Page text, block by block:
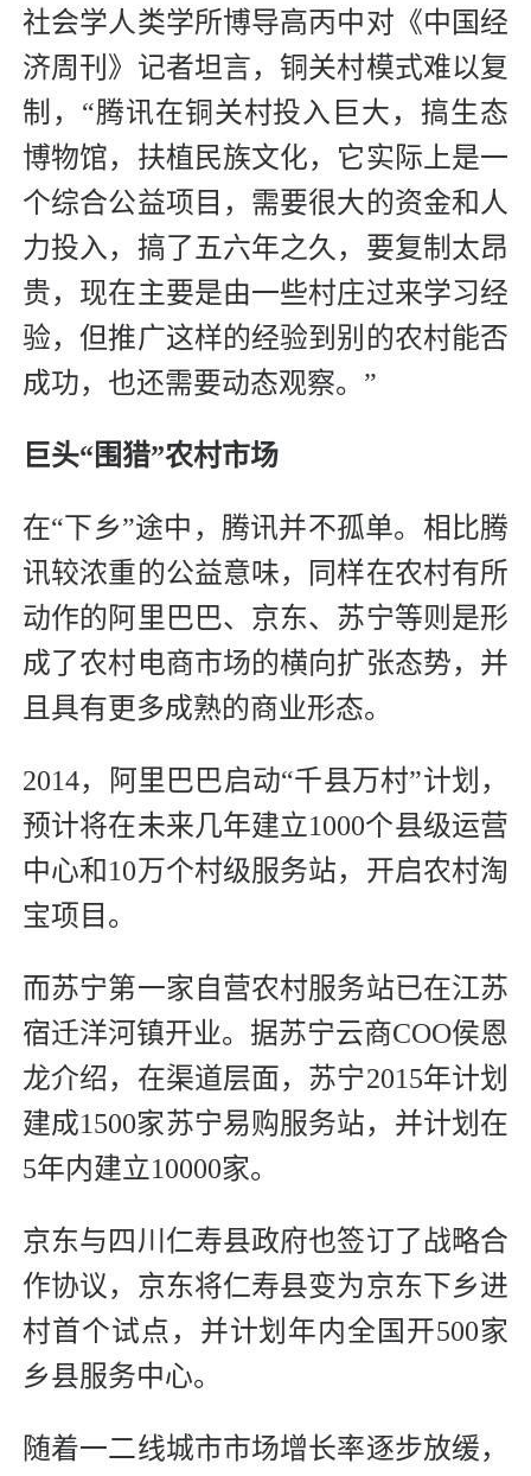
社会学人类学所博导高丙中对《中国经
济周刊》记者坦言，铜关村模式难以复
制，“腾讯在铜关村投入巨大，搞生态
博物馆，扶植民族文化，它实际上是一
个综合公益项目，需要很大的资金和人
力投入，搞了五六年之久，要复制太昂
贵，现在主要是由一些村庄过来学习经
验，但推广这样的经验到别的农村能否
成功，也还需要动态观察。”
巨头“围猎”农村市场
在“下乡”途中，腾讯并不孤单。相比腾
讯较浓重的公益意味，同样在农村有所
动作的阿里巴巴、京东、苏宁等则是形
成了农村电商市场的横向扩张态势，并
且具有更多成熟的商业形态。
2014，阿里巴巴启动“千县万村”计划，
预计将在未来几年建立1000个县级运营
中心和10万个村级服务站，开启农村淘
宝项目。
而苏宁第一家自营农村服务站已在江苏
宿迁洋河镇开业。据苏宁云商COO侯恩
龙介绍，在渠道层面，苏宁2015年计划
建成1500家苏宁易购服务站，并计划在
5年内建立10000家。
京东与四川仁寿县政府也签订了战略合
作协议，京东将仁寿县变为京东下乡进
村首个试点，并计划年内全国开500家
乡县服务中心。
随着一二线城市市场增长率逐步放缓，